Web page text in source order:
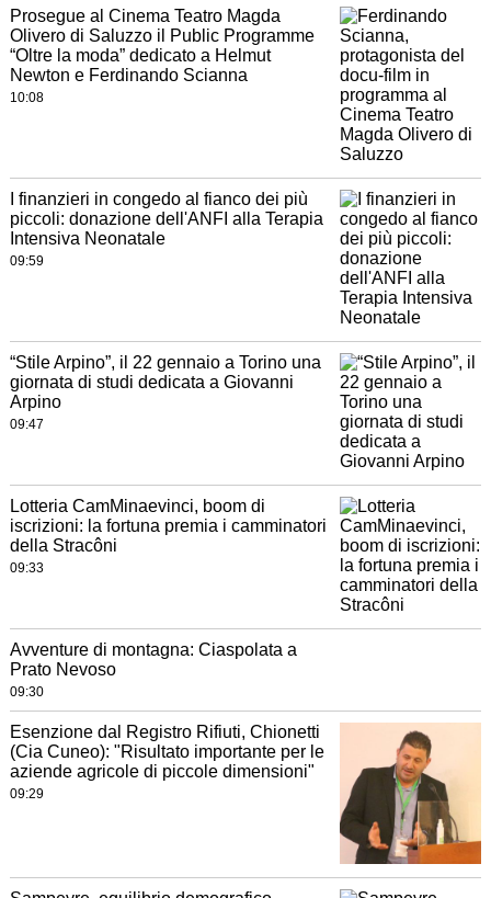
Prosegue al Cinema Teatro Magda
Olivero di Saluzzo il Public Programme
“Oltre la moda” dedicato a Helmut
Newton e Ferdinando Scianna
10:08
I finanzieri in congedo al fianco dei più
piccoli: donazione dell'ANFI alla Terapia
Intensiva Neonatale
09:59
“Stile Arpino”, il 22 gennaio a Torino una
giornata di studi dedicata a Giovanni
Arpino
09:47
Lotteria CamMinaevinci, boom di
iscrizioni: la fortuna premia i camminatori
della Stracôni
09:33
Avventure di montagna: Ciaspolata a
Prato Nevoso
09:30
Esenzione dal Registro Rifiuti, Chionetti
(Cia Cuneo): "Risultato importante per le
aziende agricole di piccole dimensioni"
09:29